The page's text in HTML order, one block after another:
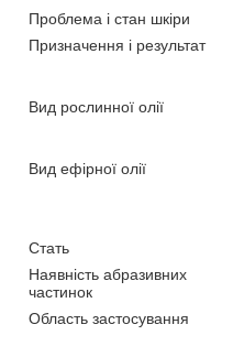
Проблема і стан шкіри
Призначення і результат
Вид рослинної олії
Вид ефірної олії
Стать
Наявність абразивних
частинок
Область застосування